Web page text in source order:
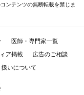
ンテンツの無断転載を禁じま
医師・専門家一覧
ア掲載
広告のご相談
いについて